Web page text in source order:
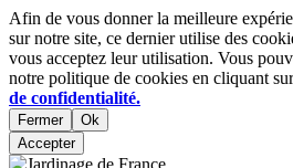
Afin de vous donner la meilleure
sur notre site, ce dernier utilise des
vous acceptez leur utilisation. Vous
notre politique de cookies en cliquant
de confidentialité.
Fermer
Ok
Accepter